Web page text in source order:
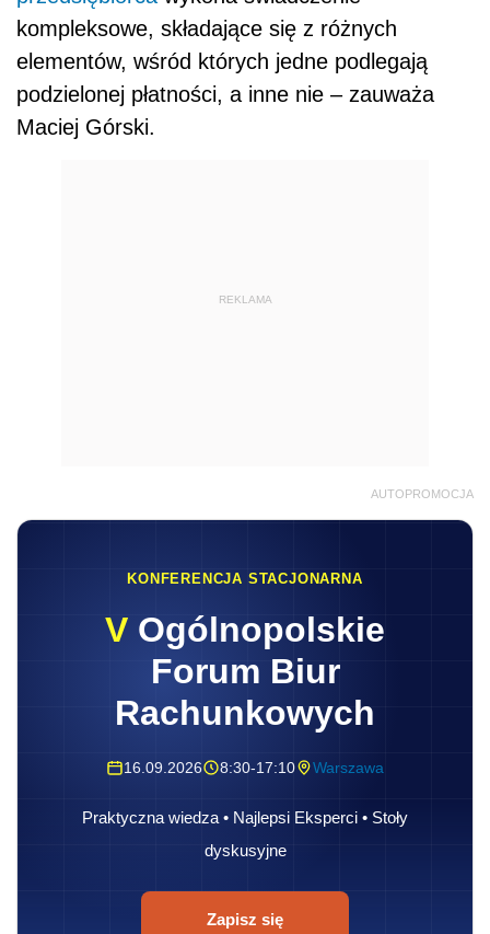
kompleksowe, składające się z różnych
elementów, wśród których jedne podlegają
podzielonej płatności, a inne nie – zauważa
Maciej Górski.
REKLAMA
AUTOPROMOCJA
KONFERENCJA STACJONARNA
V Ogólnopolskie
Forum Biur
Rachunkowych
16.09.2026 8:30-17:10 Warszawa
Praktyczna wiedza • Najlepsi Eksperci • Stoły
dyskusyjne
Zapisz się